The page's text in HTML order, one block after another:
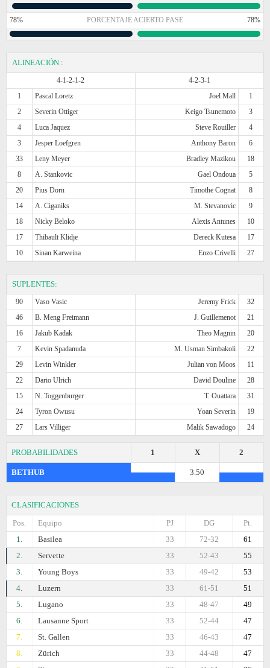
78% PORCENTAJE ACIERTO PASE 78%
ALINEACIÓN :
4-1-2-1-2
4-2-3-1
1
Pascal Loretz Joel Mall
1
2
Severin Ottiger Keigo Tsunemoto
3
4
Luca Jaquez Steve Rouiller
4
3
Jesper Loefgren Anthony Baron
6
33
Leny Meyer Bradley Mazikou
18
8
A. Stankovic Gael Ondoua
5
20
Pius Dorn Timothe Cognat
8
14
A. Ciganiks M. Stevanovic
9
18
Nicky Beloko Alexis Antunes
10
17
Thibault Klidje Dereck Kutesa
17
10
Sinan Karweina Enzo Crivelli 27
SUPLENTES:
90 Vaso Vasic Jeremy Frick
32
46
B. Meng Freimann J. Guillemenot
21
16
Jakub Kadak Theo Magnin
20
7
Kevin Spadanuda M. Usman Simbakoli
22
29
Levin Winkler Julian von Moos
11
22
Dario Ulrich David Douline
28
15
N. Toggenburger T. Ouattara
31
24
Tyron Owusu Yoan Severin
19
27
Lars Villiger Malik Sawadogo 24
PROBABILIDADES 2
X
1
BETHUB 3.50
CLASIFICACIONES
Pos.
Equipo Pt.
DG
PJ
1.
Basilea 61
72-32
33
2.
Servette 55
52-43
33
3.
Young Boys 53
49-42
33
4.
Luzern 51
61-51
33
5.
Lugano 49
48-47
33
6.
Lausanne Sport 47
52-44
33
7.
St. Gallen 47
46-43
33
8.
Zürich 47
44-48
33